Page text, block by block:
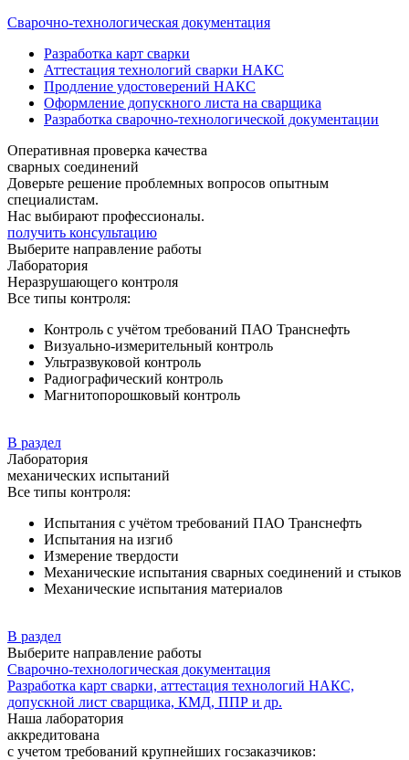
Сварочно-технологическая документация
Разработка карт сварки
Аттестация технологий сварки НАКС
Продление удостоверений НАКС
Оформление допускного листа на сварщика
Разработка сварочно-технологической документации
Оперативная проверка качества
сварных соединений
Доверьте решение проблемных вопросов опытным
специалистам.
Нас выбирают профессионалы.
получить консультацию
Выберите направление работы
Лаборатория
Неразрушающего контроля
Все типы контроля:
Контроль с учётом требований ПАО Транснефть
Визуально-измерительный контроль
Ультразвуковой контроль
Радиографический контроль
Магнитопорошковый контроль
В раздел
Лаборатория
механических испытаний
Все типы контроля:
Испытания с учётом требований ПАО Транснефть
Испытания на изгиб
Измерение твердости
Механические испытания сварных соединений и стыков
Механические испытания материалов
В раздел
Выберите направление работы
Сварочно-технологическая документация
Разработка карт сварки, аттестация технологий НАКС,
допускной лист сварщика, КМД, ППР и др.
Наша лаборатория
аккредитована
с учетом требований крупнейших госзаказчиков: